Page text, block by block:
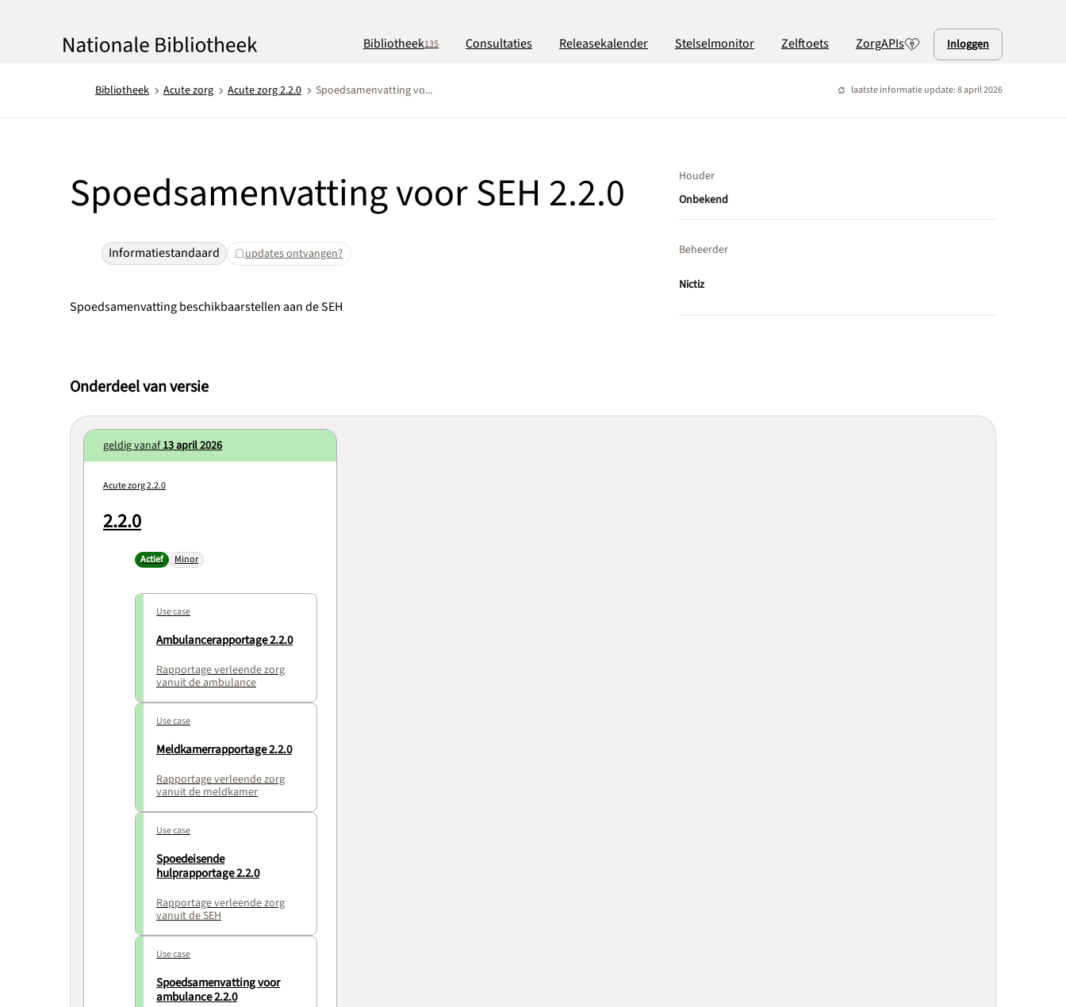
Bibliotheek135 Consultaties Releasekalender Stelselmonitor Zelftoets ZorgAPIs Inloggen
Bibliotheek Acute zorg Acute zorg 2.2.0 Spoedsamenvatting vo... laatste informatie update: 8 april 2026
Spoedsamenvatting voor SEH 2.2.0
Informatiestandaard updates ontvangen?
Spoedsamenvatting beschikbaarstellen aan de SEH
Houder
Onbekend
Beheerder
Nictiz
Onderdeel van versie
geldig vanaf13 april 2026
Acute zorg 2.2.0
2.2.0
Actief Minor
Use case
Ambulancerapportage 2.2.0
Rapportage verleende zorg
vanuit de ambulance
Use case
Meldkamerrapportage 2.2.0
Rapportage verleende zorg
vanuit de meldkamer
Use case
Spoedeisende
hulprapportage 2.2.0
Rapportage verleende zorg
vanuit de SEH
Use case
Spoedsamenvatting voor
ambulance 2.2.0